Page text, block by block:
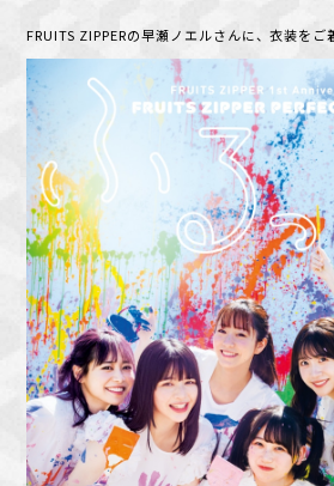
FRUITS ZIPPERの早瀬ノエルさんに、衣装をご